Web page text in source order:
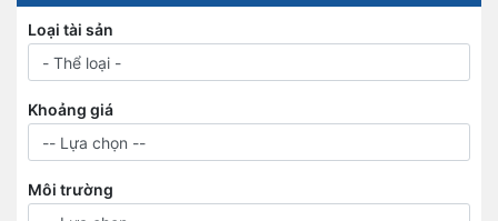
Loại tài sản
Khoảng giá
Môi trường